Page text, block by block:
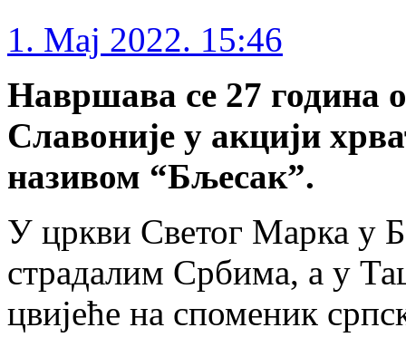
1. Maj 2022. 15:46
Навршава се 27 година
Славоније у акцији
називом “Бљесак”.
У цркви Светог Марка у
страдалим Србима, а у
цвијеће на споменик